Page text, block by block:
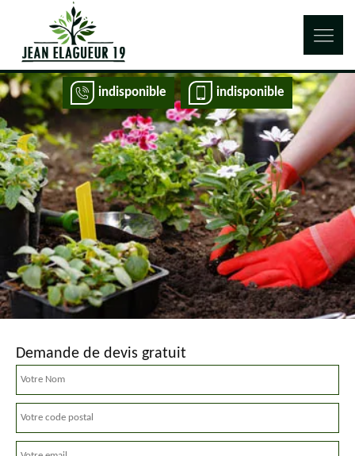
indisponible indisponible
Demande de devis gratuit